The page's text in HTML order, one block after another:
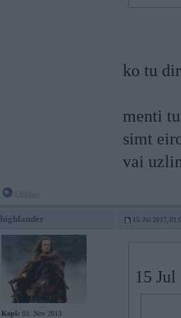
ko tu
menti
simt
vai
highlander 15. Jul 2017,
Kopš: 03. Nov 2013
15